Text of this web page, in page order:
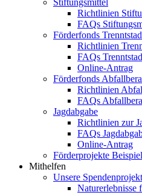
Stiftungsmittel
Richtlinien
FAQs
Förderfonds
Richtlinien
FAQs
Online-Antrag
Förderfonds
Richtlinien
FAQs
Jagdabgabe
Richtlinien zur
FAQs
Online-Antrag
Förderprojekte
Mithelfen
Unsere
Naturerlebnisse